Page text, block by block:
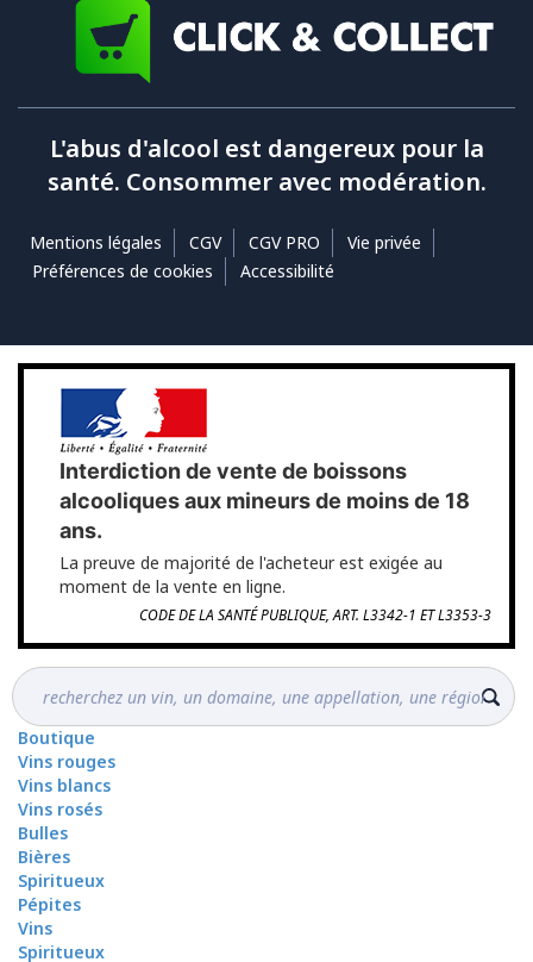
L'abus d'alcool est dangereux pour la
santé. Consommer avec modération.
Mentions légales CGV CGV PRO
Vie privée
Préférences de cookies
Accessibilité
Interdiction de vente de boissons
alcooliques aux mineurs de moins de 18
ans.
La preuve de majorité de l'acheteur est exigée au
moment de la vente en ligne.
CODE DE LA SANTÉ PUBLIQUE, ART. L3342-1 ET L3353-3
Boutique
Vins rouges
Vins blancs
Vins rosés
Bulles
Bières
Spiritueux
Pépites
Vins
Spiritueux